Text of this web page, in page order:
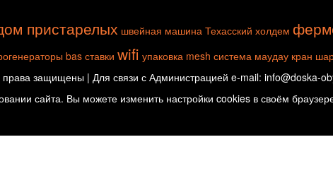
пристарелых швейная машина Техасский холдем
bas ставки wifi упаковка mesh система маудау кран
защищены | Для связи с Администрацией e-mail: info@doska-
сайта. Вы можете изменить настройки cookies в своём